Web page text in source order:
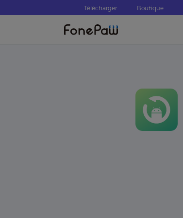
Télécharger Boutique